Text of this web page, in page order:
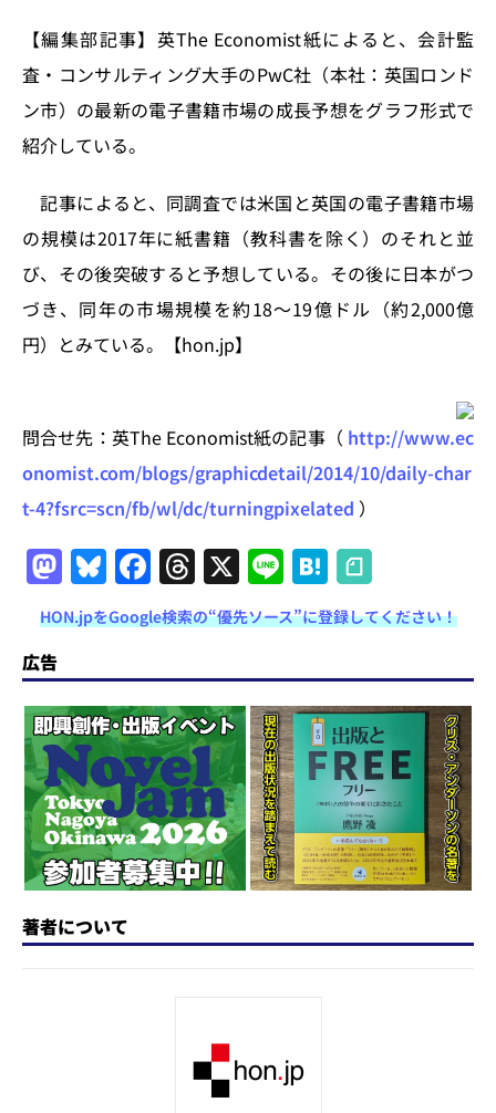
o
d
o
n
s
k
y
e
b
o
a
d
s
n
a
【編集部記事】英The Economist紙によると、会計監
査・コンサルティング大手のPwC社（本社：英国ロンド
ン市）の最新の電子書籍市場の成長予想をグラフ形式で
紹介している。
記事によると、同調査では米国と英国の電子書籍市場
の規模は2017年に紙書籍（教科書を除く）のそれと並
び、その後突破すると予想している。その後に日本がつ
づき、同年の市場規模を約18〜19億ドル（約2,000億
円）とみている。【hon.jp】
問合せ先：英The Economist紙の記事（ http://www.ec
onomist.com/blogs/graphicdetail/2014/10/daily-char
t-4?fsrc=scn/fb/wl/dc/turningpixelated ）
M
a
st
o
d
o
n
Bl
u
e
s
k
y
F
a
c
e
b
o
o
k
T
h
re
a
d
s
X Li
n
e
H
at
e
n
a
HON.jpをGoogle検索の“優先ソース”に登録してください！
広告
著者について